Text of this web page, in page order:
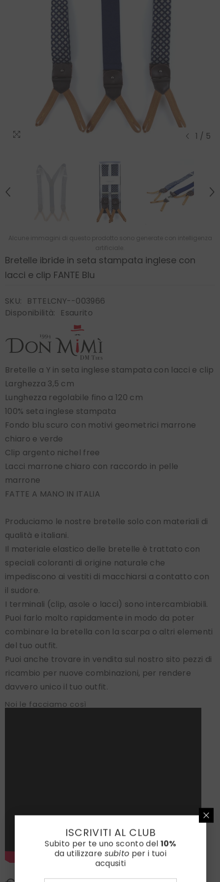
1 / 5
Alcune immagini di questo prodotto sono generate con intelligenza
artificiale.
Bretelle ibride in seta stampata inglese con
lacci e clip FANTE Blu
SKU:
BTTELCNY--003966
Disponibilità:
Esaurito
Bretelle a Y in seta inglese stampata con lacci e clip
Larghezza 3,5 cm
Lunghezza regolabile fino a 120 cm
100% seta inglese stampata
Fondo blu scuro con motivi geometrici marrone
chiaro e verde
Clip argento nichel free
Lacci marrone chiaro con raccordo in pelle
marrone
FATTE A MANO IN ITALIA
Produciamo le nostre bretelle solo con materiali di
qualità e italiani.
Il materiale elastico delle bretelle è trattato con
speciali coloranti di origine naturale che
impediscono ai vestiti di macchiarsi a contatto con
il sudore.
I terminali (clip, asole o lacci) sono intercambiabili.
Puoi farlo molto rapidamente in modo da poter
combinare la bretella con la scarpa o altri elementi
del tuo outfit.
Puoi anche trovare in vendita sul nostro sito pezzi di
ricambio per nuove combinazioni, per rendere
davvero unico il tuo outfit.
Noi le facciamo così
ISCRIVITI AL CLUB
Subito per te uno sconto del 10%
da utilizzare subito per i tuoi
acqusiti